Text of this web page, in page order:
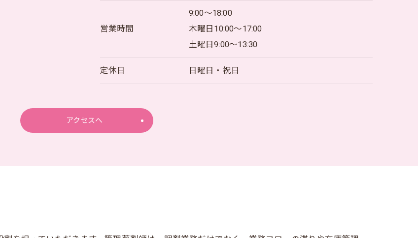
営業時間
9:00～18:00
木曜日10:00～17:00
土曜日9:00～13:30
定休日 日曜日・祝日
アクセスへ